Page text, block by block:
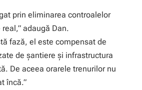
prin eliminarea controalelor
adaugă Dan.
fază, el este compensat de
de șantiere și infrastructura
De aceea orarele trenurilor nu
încă.”